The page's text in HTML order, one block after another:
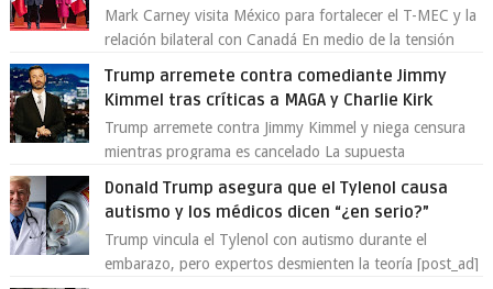
Mark Carney visita México para fortalecer el T-MEC y la
relación bilateral con Canadá En medio de la tensión
Trump arremete contra comediante Jimmy
Kimmel tras críticas a MAGA y Charlie Kirk
Trump arremete contra Jimmy Kimmel y niega censura
mientras programa es cancelado La supuesta
Donald Trump asegura que el Tylenol causa
autismo y los médicos dicen “¿en serio?”
Trump vincula el Tylenol con autismo durante el
embarazo, pero expertos desmienten la teoría [post_ad]